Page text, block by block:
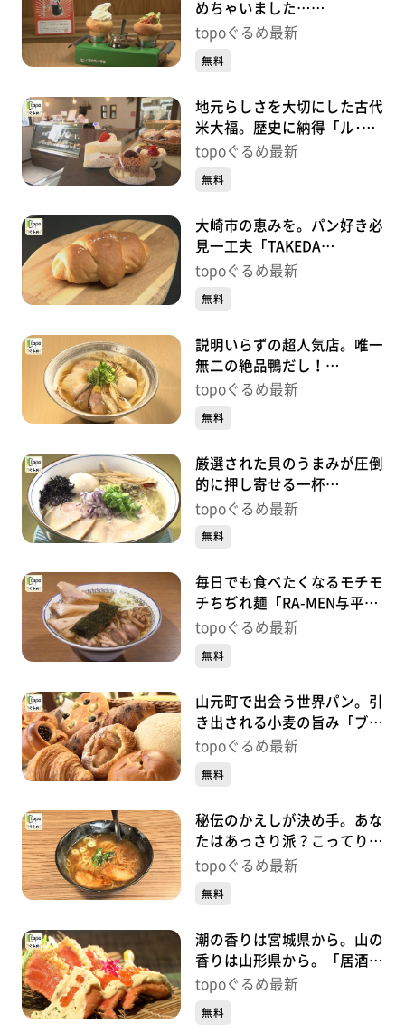
めちゃいました…
「HIPCROPS」（大崎市田尻
るめ】
topoぐるめ最新
無料
地元らしさを大切にした古代
米大福。歴史に納得「ル･シ
エル」（大崎市田尻沼部新富
topoぐるめ最新
無料
大崎市の恵みを。パン好き必
見一工夫「TAKEDA
BAKERY」（大崎市古川長岡
め】
topoぐるめ最新
無料
説明いらずの超人気店。唯一
無二の絶品鴨だし！
「noodle shop arakawa」
ぐるめ】
topoぐるめ最新
無料
厳選された貝のうまみが圧倒
的に押し寄せる一杯
「noodle shop nanairo」
ぐるめ】
topoぐるめ最新
無料
毎日でも食べたくなるモチモ
チちぢれ麺「RA-MEN与平治
渡」（亘理町逢隈田沢早川）
topoぐるめ最新
無料
山元町で出会う世界パン。引
き出される小麦の旨み「ブロ
ートドルフ」（山元町山寺町
topoぐるめ最新
無料
秘伝のかえしが決め手。あな
たはあっさり派？こってり
派？「麵屋れいじ」（太白区
topoぐるめ最新
無料
潮の香りは宮城県から。山の
香りは山形県から。「居酒屋
まるゆき」（若林区清水小
topoぐるめ最新
無料